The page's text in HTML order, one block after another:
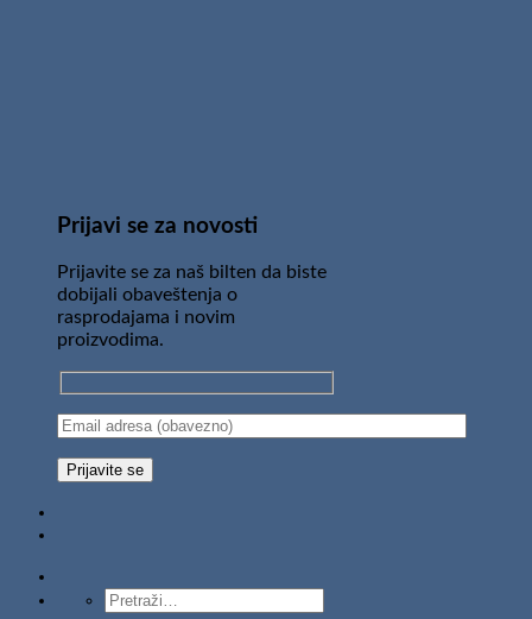
Prijavi se za novosti
Prijavite se za naš bilten da biste
dobijali obaveštenja o
rasprodajama i novim
proizvodima.
Pretraži: